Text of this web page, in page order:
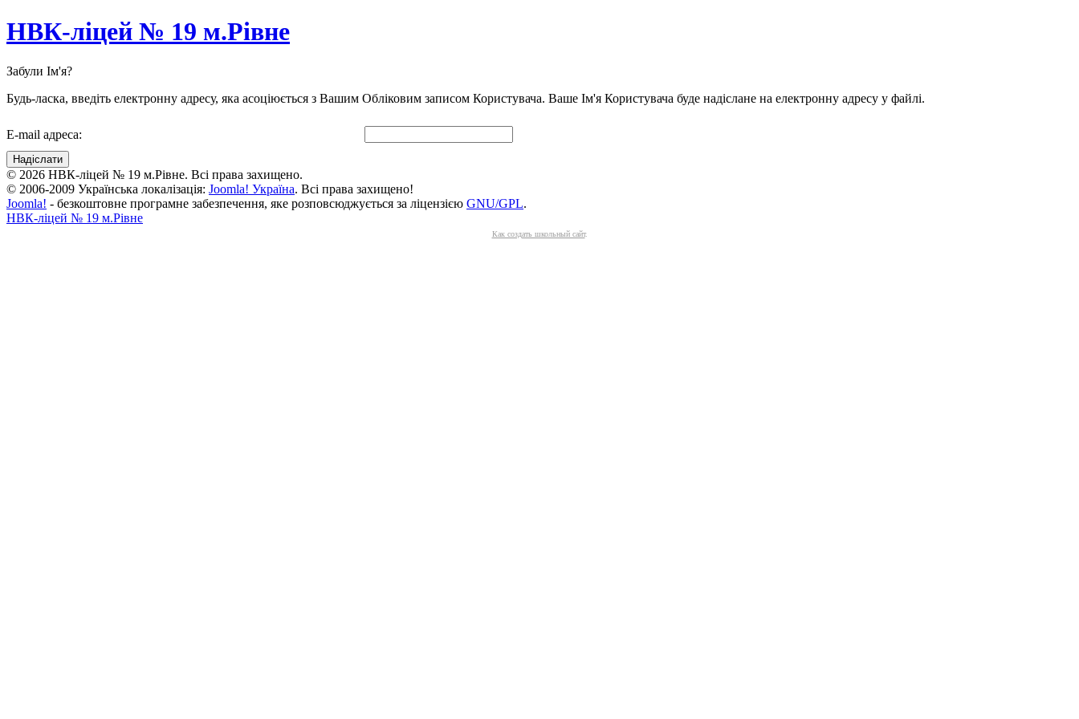
НВК-ліцей № 19 м.Рівне
Забули Ім'я?
Будь-ласка, введіть електронну адресу, яка асоціюється з Вашим Обліковим записом Користувача. Ваше Ім'я Користувача буде надіслане на електронну адресу у файлі.
E-mail адреса:
Надіслати
© 2026 НВК-ліцей № 19 м.Рівне. Всі права захищено.
© 2006-2009 Українська локалізація: Joomla! Україна. Всі права захищено!
Joomla! - безкоштовне програмне забезпечення, яке розповсюджується за ліцензією GNU/GPL.
НВК-ліцей № 19 м.Рівне
Как создать школьный сайт.